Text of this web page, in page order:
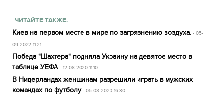
ЧИТАЙТЕ ТАКЖЕ.
Киев на первом месте в мире по загрязнению воздуха. - 05-
09-2022 11:21
Победа "Шахтера" подняла Украину на девятое место в
таблице УЕФА - 12-08-2020 11:10
В Нидерландах женщинам разрешили играть в мужских
командах по футболу - 05-08-2020 16:30